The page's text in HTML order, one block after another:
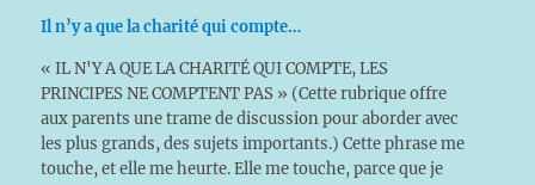
Il n’y a que la charité qui compte…
« IL N'Y A QUE LA CHARITÉ QUI COMPTE, LES
PRINCIPES NE COMPTENT PAS » (Cette rubrique offre
aux parents une trame de discussion pour aborder avec
les plus grands, des sujets importants.) Cette phrase me
touche, et elle me heurte. Elle me touche, parce que je